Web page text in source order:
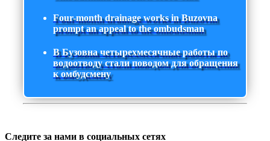
Four-month drainage works in Buzovna
prompt an appeal to the ombudsman
В Бузовна четырехмесячные работы по
водоотводу стали поводом для обращения
к омбудсмену
Следите за нами в социальных сетях